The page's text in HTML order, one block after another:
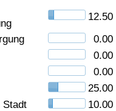
12.50
0.00
0.00
0.00
25.00
Stadt
10.00